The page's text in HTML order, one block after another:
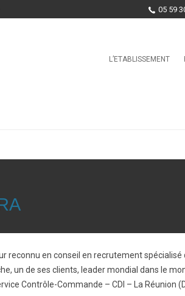
05 59
L’ETABLISSEMENT
reconnu en conseil en recrutement
un de ses clients, leader mondial dans le
Contrôle-Commande – CDI – La Réunion